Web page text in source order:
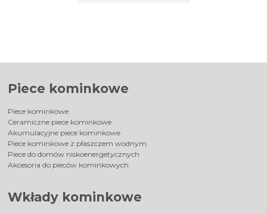
Piece kominkowe
Piece kominkowe
Ceramiczne piece kominkowe
Akumulacyjne piece kominkowe
Piece kominkowe z płaszczem wodnym
Piece do domów niskoenergetycznych
Akcesoria do pieców kominkowych
Wkłady kominkowe